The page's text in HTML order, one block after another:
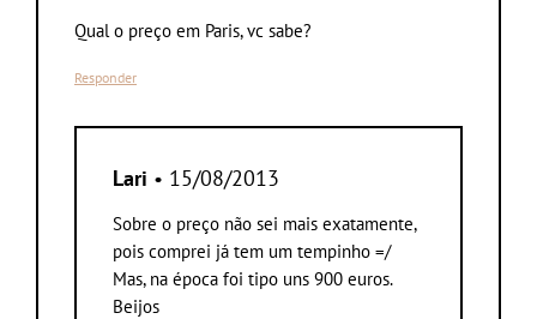
Qual o preço em Paris, vc sabe?
Responder
Lari • 15/08/2013
Sobre o preço não sei mais exatamente,
pois comprei já tem um tempinho =/
Mas, na época foi tipo uns 900 euros.
Beijos